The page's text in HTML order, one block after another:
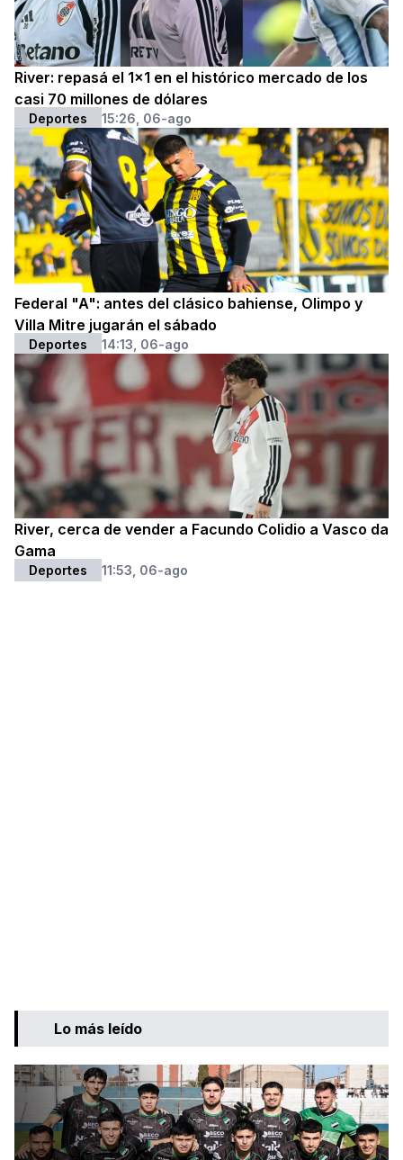
River: repasá el 1x1 en el histórico mercado de los
casi 70 millones de dólares
Deportes 15:26, 06-ago
Federal "A": antes del clásico bahiense, Olimpo y
Villa Mitre jugarán el sábado
Deportes 14:13, 06-ago
River, cerca de vender a Facundo Colidio a Vasco da
Gama
Deportes 11:53, 06-ago
Lo más leído